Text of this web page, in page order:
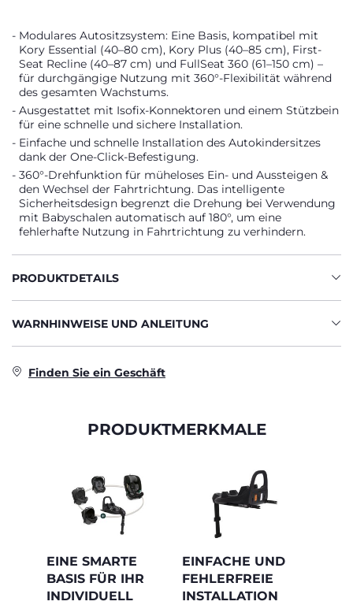
Modulares Autositzsystem: Eine Basis, kompatibel mit
Kory Essential (40–80 cm), Kory Plus (40–85 cm), First-
Seat Recline (40–87 cm) und FullSeat 360 (61–150 cm) –
für durchgängige Nutzung mit 360°-Flexibilität während
des gesamten Wachstums.
Ausgestattet mit Isofix-Konnektoren und einem Stützbein
für eine schnelle und sichere Installation.
Einfache und schnelle Installation des Autokindersitzes
dank der One-Click-Befestigung.
360°-Drehfunktion für müheloses Ein- und Aussteigen &
den Wechsel der Fahrtrichtung. Das intelligente
Sicherheitsdesign begrenzt die Drehung bei Verwendung
mit Babyschalen automatisch auf 180°, um eine
fehlerhafte Nutzung in Fahrtrichtung zu verhindern.
PRODUKTDETAILS
WARNHINWEISE UND ANLEITUNG
Finden Sie ein Geschäft
PRODUKTMERKMALE
EINE SMARTE
BASIS FÜR IHR
INDIVIDUELL
EINFACHE UND
FEHLERFREIE
INSTALLATION